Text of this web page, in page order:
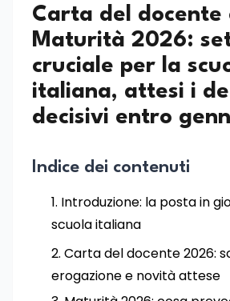
Carta del docente
Maturità 2026:
cruciale per la
italiana, attesi i
decisivi entro
Indice dei contenuti
Introduzione: la posta in
scuola italiana
Carta del docente 2026:
erogazione e novità attese